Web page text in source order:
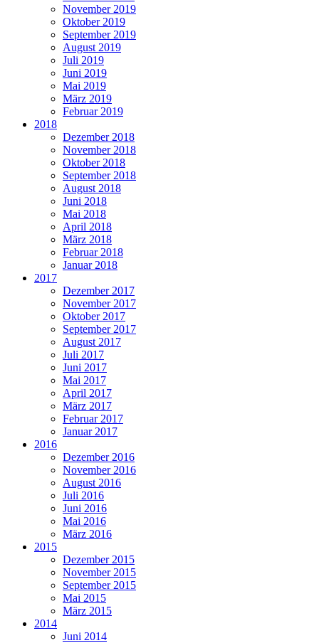
November 2019
Oktober 2019
September 2019
August 2019
Juli 2019
Juni 2019
Mai 2019
März 2019
Februar 2019
2018
Dezember 2018
November 2018
Oktober 2018
September 2018
August 2018
Juni 2018
Mai 2018
April 2018
März 2018
Februar 2018
Januar 2018
2017
Dezember 2017
November 2017
Oktober 2017
September 2017
August 2017
Juli 2017
Juni 2017
Mai 2017
April 2017
März 2017
Februar 2017
Januar 2017
2016
Dezember 2016
November 2016
August 2016
Juli 2016
Juni 2016
Mai 2016
März 2016
2015
Dezember 2015
November 2015
September 2015
Mai 2015
März 2015
2014
Juni 2014